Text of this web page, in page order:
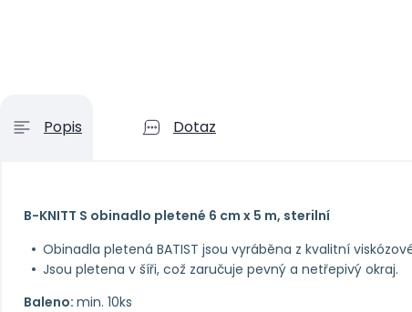
Popis Dotaz
B-KNITT S obinadlo pletené 6 cm x 5 m, sterilní
Obinadla pletená BATIST jsou vyráběna z kvalitní
Jsou pletena v šíři, což zaručuje pevný a netřepivý okraj.
Baleno: min. 10ks